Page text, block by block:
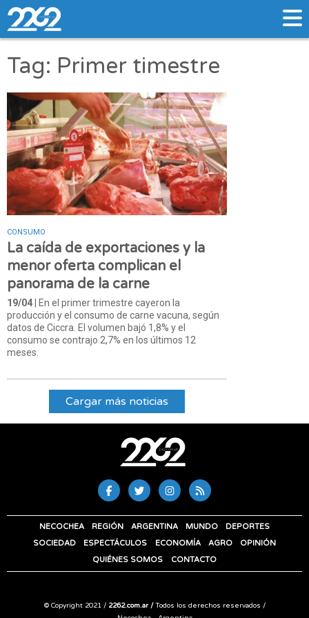
Tag: Primer timestre
CONSUMO
La caída de exportaciones y la
menor oferta complican el
panorama de la carne
19/04 | En el primer trimestre cayeron la
producción y el consumo de carne vacuna, según
datos de Ciccra. El volumen bajó 1,8% y el
consumo se contrajo 2,7% en los últimos 12
meses.
Cargar más noticias
NECOCHEA REGIÓN ARGENTINA MUNDO
DEPORTES
SOCIEDAD
ESPECTÁCULOS ECONOMÍA AGRO
OPINIÓN
QUIÉNES SOMOS
CONTACTO
© Copyright 2021 / 2262.com.ar /Todos los derechos reservados /